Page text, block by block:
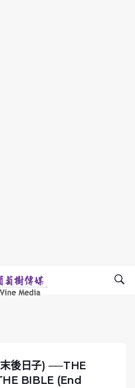
後日子) ──THE
BIBLE (End